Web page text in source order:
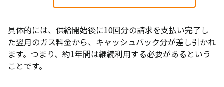
具体的には、供給開始後に10回分の請求を支払い完了し
た翌月のガス料金から、キャッシュバック分が差し引かれ
ます。つまり、約1年間は継続利用する必要があるという
ことです。